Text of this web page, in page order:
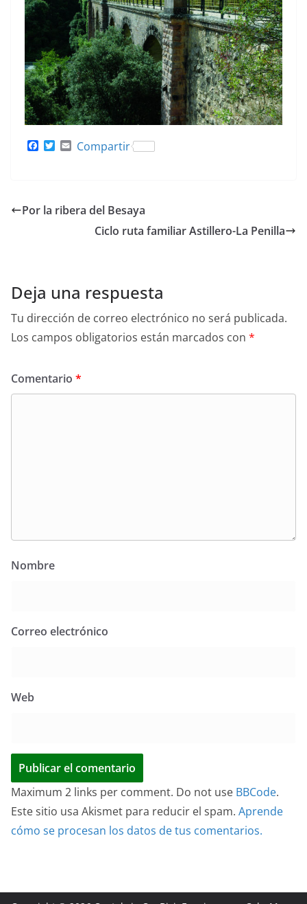
o
T
r
Compartir
Por la ribera del Besaya
Ciclo ruta familiar Astillero-La Penilla
Deja una respuesta
Tu dirección de correo electrónico no será publicada.
Los campos obligatorios están marcados con *
Comentario *
Nombre
Correo electrónico
Web
Maximum 2 links per comment. Do not use BBCode.
Este sitio usa Akismet para reducir el spam. Aprende
cómo se procesan los datos de tus comentarios.